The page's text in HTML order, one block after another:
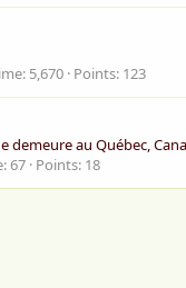
5,670 Points 123
demeure au Québec,
67 Points 18